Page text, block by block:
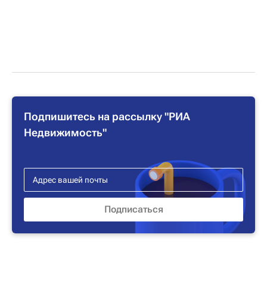
Подпишитесь на рассылку "РИА
Недвижимость"